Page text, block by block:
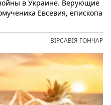
в Украине. Верующие
Евсевия, епископа
ВІРСАВІЯ ГОНЧАР